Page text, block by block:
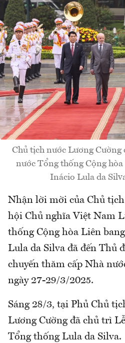
Chủ tịch nước Lương Cường
nước Tổng thống Cộng
Inácio Lula da
Nhận lời mời của Chủ
hội Chủ nghĩa Việt Nam
thống Cộng hòa Liên
Lula da Silva đã đến Thủ
chuyến thăm cấp Nhà
ngày 27-29/3/2025.
Sáng 28/3, tại Phủ Chủ
Lương Cường đã chủ trì
Tổng thống Lula da Silva.